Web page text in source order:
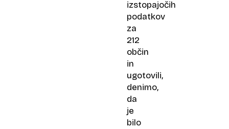
izstopajočih
podatkov
za
212
občin
in
ugotovili,
denimo,
da
je
bilo